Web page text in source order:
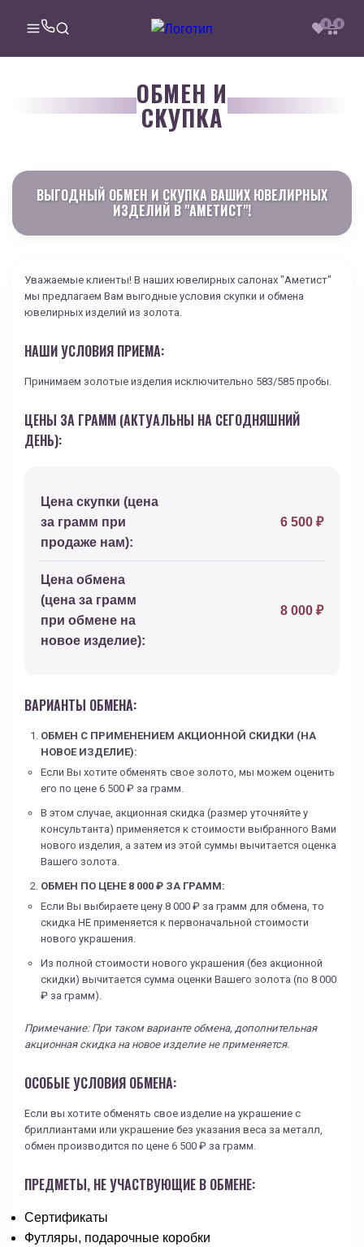
0 0
ОБМЕН И
СКУПКА
ВЫГОДНЫЙ ОБМЕН И СКУПКА ВАШИХ ЮВЕЛИРНЫХ
ИЗДЕЛИЙ В "АМЕТИСТ"!
Уважаемые клиенты! В наших ювелирных салонах "Аметист"
мы предлагаем Вам выгодные условия скупки и обмена
ювелирных изделий из золота.
НАШИ УСЛОВИЯ ПРИЕМА:
Принимаем золотые изделия исключительно 583/585 пробы.
ЦЕНЫ ЗА ГРАММ (АКТУАЛЬНЫ НА СЕГОДНЯШНИЙ
ДЕНЬ):
Цена скупки (цена
за грамм при
продаже нам):
6 500 ₽
Цена обмена
(цена за грамм
при обмене на
новое изделие):
8 000 ₽
ВАРИАНТЫ ОБМЕНА:
ОБМЕН С ПРИМЕНЕНИЕМ АКЦИОННОЙ СКИДКИ (НА
НОВОЕ ИЗДЕЛИЕ):
Если Вы хотите обменять свое золото, мы можем оценить
его по цене 6 500 ₽ за грамм.
В этом случае, акционная скидка (размер уточняйте у
консультанта) применяется к стоимости выбранного Вами
нового изделия, а затем из этой суммы вычитается оценка
Вашего золота.
ОБМЕН ПО ЦЕНЕ 8 000 ₽ ЗА ГРАММ:
Если Вы выбираете цену 8 000 ₽ за грамм для обмена, то
скидка НЕ применяется к первоначальной стоимости
нового украшения.
Из полной стоимости нового украшения (без акционной
скидки) вычитается сумма оценки Вашего золота (по 8 000
₽ за грамм).
Примечание: При таком варианте обмена, дополнительная
акционная скидка на новое изделие не применяется.
ОСОБЫЕ УСЛОВИЯ ОБМЕНА:
Если вы хотите обменять свое изделие на украшение с
бриллиантами или украшение без указания веса за металл,
обмен производится по цене 6 500 ₽ за грамм.
ПРЕДМЕТЫ, НЕ УЧАСТВУЮЩИЕ В ОБМЕНЕ:
Сертификаты
Футляры, подарочные коробки